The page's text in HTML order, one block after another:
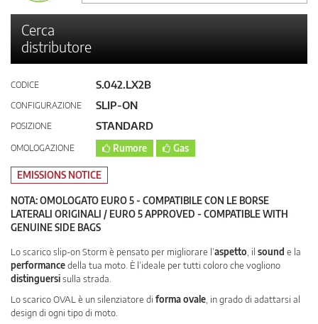
Cerca
distributore
CODICE S.042.LX2B
CONFIGURAZIONE SLIP-ON
POSIZIONE STANDARD
OMOLOGAZIONE Rumore Gas
EMISSIONS NOTICE
NOTA: OMOLOGATO EURO 5 - COMPATIBILE CON LE BORSE
LATERALI ORIGINALI / EURO 5 APPROVED - COMPATIBLE WITH
GENUINE SIDE BAGS
Lo scarico slip-on Storm è pensato per migliorare l’aspetto , il sound e la
performancedella tua moto. È l’ideale per tutti coloro che vogliono
distinguersisulla strada.
Lo scarico OVAL è un silenziatore di forma ovale , in grado di adattarsi al
design di ogni tipo di moto.